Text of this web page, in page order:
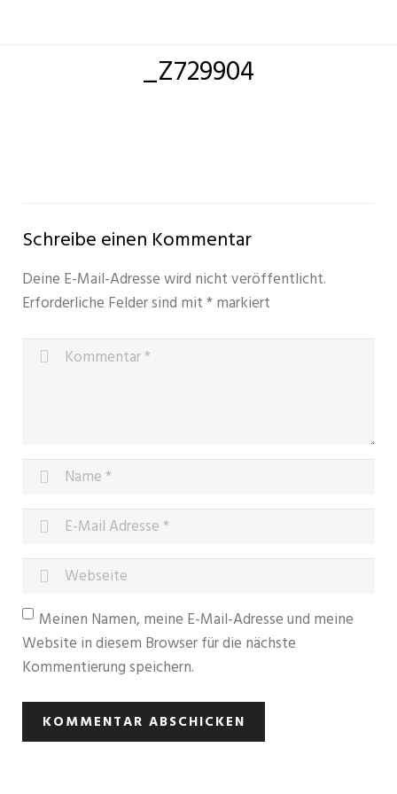
_Z729904
Schreibe einen Kommentar
Deine E-Mail-Adresse wird nicht veröffentlicht.
Erforderliche Felder sind mit*markiert
Meinen Namen, meine E-Mail-Adresse und meine
Website in diesem Browser für die nächste
Kommentierung speichern.